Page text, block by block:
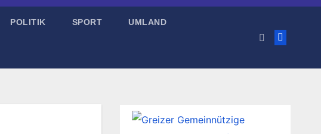
POLITIK SPORT UMLAND